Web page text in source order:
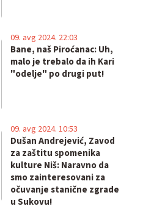
Bane, naš Piroćanac: Uh,
malo je trebalo da ih Kari
"odelje" po drugi put!
09. avg 2024. 22:03
Dušan Andrejević, Zavod
za zaštitu spomenika
kulture Niš: Naravno da
smo zainteresovani za
očuvanje stanične zgrade
u Sukovu!
09. avg 2024. 10:53